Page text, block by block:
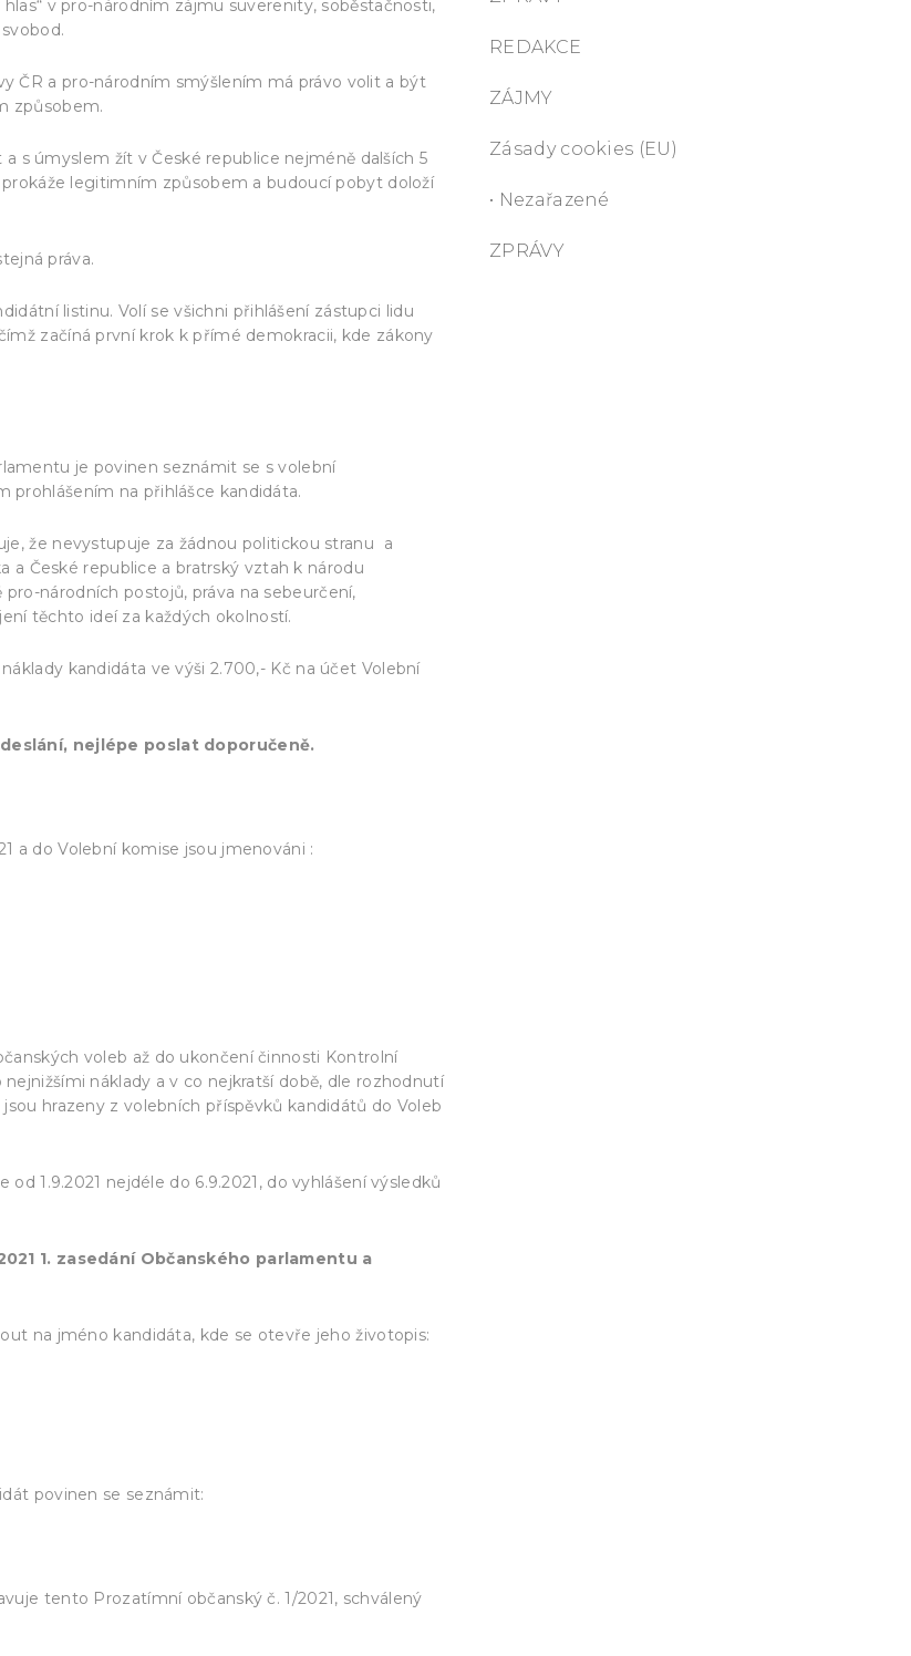
v pro-národním zájmu suverenity, soběstačnosti,
ČR a pro-národním smýšlením má právo volit a být
způsobem.
s úmyslem žít v České republice nejméně dalších 5
legitimním způsobem a budoucí pobyt doloží
práva.
listinu. Volí se všichni přihlášení zástupci lidu
začíná první krok k přímé demokracii, kde zákony
je povinen seznámit se s volební
na přihlášce kandidáta.
že nevystupuje za žádnou politickou stranu a
a České republice a bratrský vztah k národu
národních postojů, práva na sebeurčení,
těchto ideí za každých okolností.
kandidáta ve výši 2.700,- Kč na účet Volební
nejlépe poslat doporučeně.
a do Volební komise jsou jmenováni :
voleb až do ukončení činnosti Kontrolní
náklady a v co nejkratší době, dle rozhodnutí
hrazeny z volebních příspěvků kandidátů do Voleb
1.9.2021 nejdéle do 6.9.2021, do vyhlášení výsledků
1. zasedání Občanského parlamentu a
na jméno kandidáta, kde se otevře jeho životopis:
povinen se seznámit:
tento Prozatímní občanský č. 1/2021, schválený
REDAKCE
ZÁJMY
Zásady cookies (EU)
• Nezařazené
ZPRÁVY